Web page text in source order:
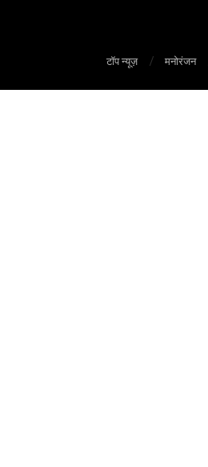
टॉप न्यूज़ मनोरंजन